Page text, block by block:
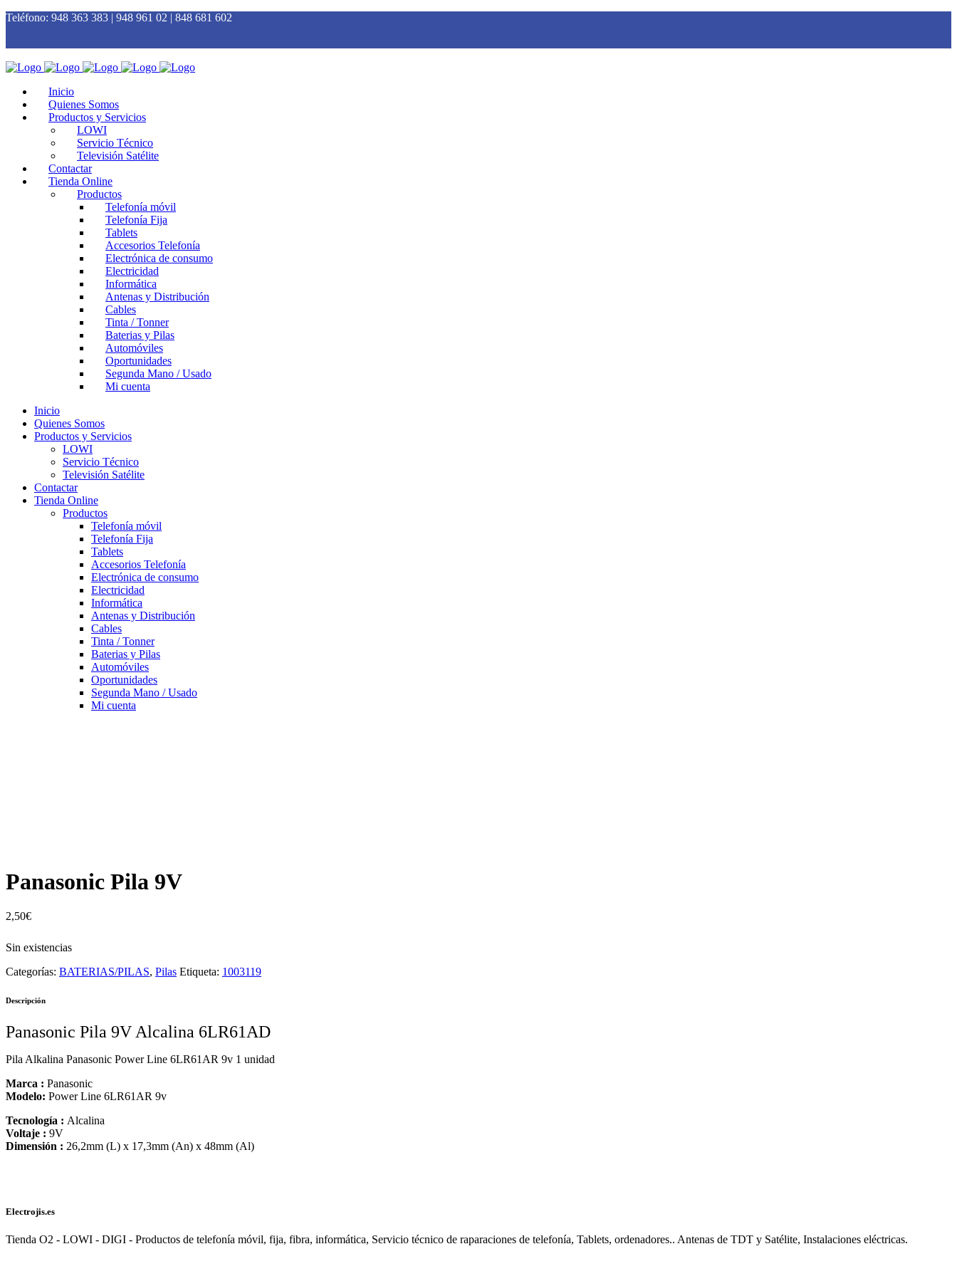
Teléfono: 948 363 383 | 948 961 02 | 848 681 602
Inicio
Quienes Somos
Productos y Servicios
LOWI
Servicio Técnico
Televisión Satélite
Contactar
Tienda Online
Productos
Telefonía móvil
Telefonía Fija
Tablets
Accesorios Telefonía
Electrónica de consumo
Electricidad
Informática
Antenas y Distribución
Cables
Tinta / Tonner
Baterias y Pilas
Automóviles
Oportunidades
Segunda Mano / Usado
Mi cuenta
Inicio
Quienes Somos
Productos y Servicios
LOWI
Servicio Técnico
Televisión Satélite
Contactar
Tienda Online
Productos
Telefonía móvil
Telefonía Fija
Tablets
Accesorios Telefonía
Electrónica de consumo
Electricidad
Informática
Antenas y Distribución
Cables
Tinta / Tonner
Baterias y Pilas
Automóviles
Oportunidades
Segunda Mano / Usado
Mi cuenta
Panasonic Pila 9V
2,50€
Sin existencias
Categorías: BATERIAS/PILAS, Pilas Etiqueta: 1003119
Descripción
Panasonic Pila 9V Alcalina 6LR61AD
Pila Alkalina Panasonic Power Line 6LR61AR 9v 1 unidad
Marca : Panasonic
Modelo: Power Line 6LR61AR 9v
Tecnología : Alcalina
Voltaje : 9V
Dimensión : 26,2mm (L) x 17,3mm (An) x 48mm (Al)
Electrojis.es
Tienda O2 - LOWI - DIGI - Productos de telefonía móvil, fija, fibra, informática, Servicio técnico de raparaciones de telefonía, Tablets, ordenadores.. Antenas de TDT y Satélite, Instalaciones eléctricas.